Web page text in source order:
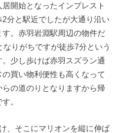
開始となったインプレスト
分と駅近でしたが大通り沿い
。赤羽岩淵駅周辺の物件だ
りがちですが徒歩7分という
少し歩けば赤羽スズラン通
買い物利便性も高くなって
の道のりとなりますから帰
。
、そこにマリオンを縦に伸ば